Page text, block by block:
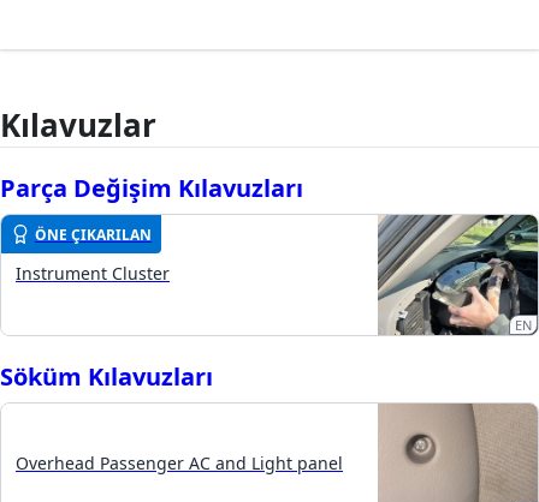
Kılavuzlar
Parça Değişim Kılavuzları
ÖNE ÇIKARILAN
Instrument Cluster
EN
Söküm Kılavuzları
Overhead Passenger AC and Light panel